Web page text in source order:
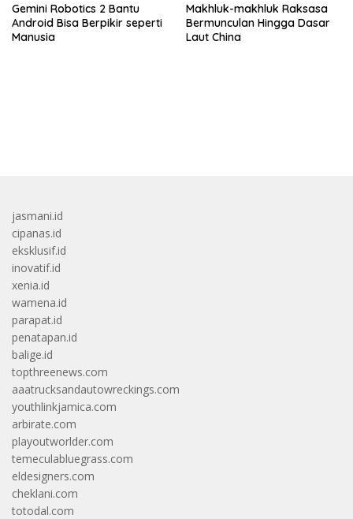
Gemini Robotics 2 Bantu
Android Bisa Berpikir seperti
Manusia
Makhluk-makhluk Raksasa
Bermunculan Hingga Dasar
Laut China
jasmani.id
cipanas.id
eksklusif.id
inovatif.id
xenia.id
wamena.id
parapat.id
penatapan.id
balige.id
topthreenews.com
aaatrucksandautowreckings.com
youthlinkjamica.com
arbirate.com
playoutworlder.com
temeculabluegrass.com
eldesigners.com
cheklani.com
totodal.com